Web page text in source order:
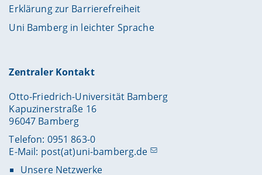
Erklärung zur Barrierefreiheit
Uni Bamberg in leichter Sprache
Zentraler Kontakt
Otto-Friedrich-Universität Bamberg
Kapuzinerstraße 16
96047 Bamberg
Telefon: 0951 863-0
E-Mail: post(at)uni-bamberg.de
Unsere Netzwerke